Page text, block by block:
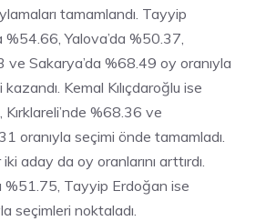
tamamlandı. Tayyip
%54.66, Yalova’da %50.37,
ve Sakarya’da %68.49 oy oranıyla
Kemal Kılıçdaroğlu ise
Kırklareli’nde %68.36 ve
oranıyla seçimi önde tamamladı.
aday da oy oranlarını arttırdı.
%51.75, Tayyip Erdoğan ise
seçimleri noktaladı.